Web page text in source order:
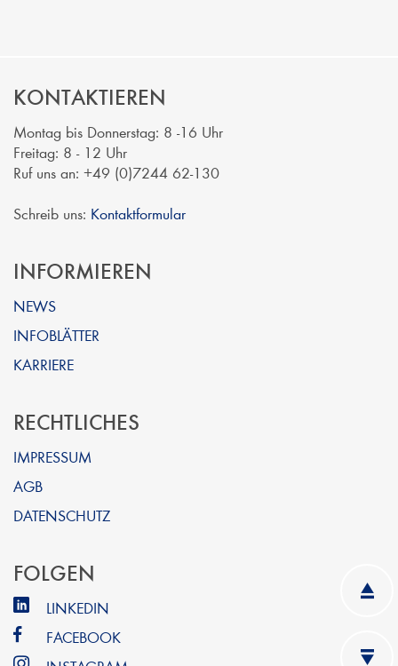
KONTAKTIEREN
Montag bis Donnerstag: 8 -16 Uhr
Freitag: 8 - 12 Uhr
Ruf uns an: +49 (0)7244 62-130
Schreib uns: Kontaktformular
INFORMIEREN
NEWS
INFOBLÄTTER
KARRIERE
RECHTLICHES
IMPRESSUM
AGB
DATENSCHUTZ
FOLGEN
LINKEDIN
FACEBOOK